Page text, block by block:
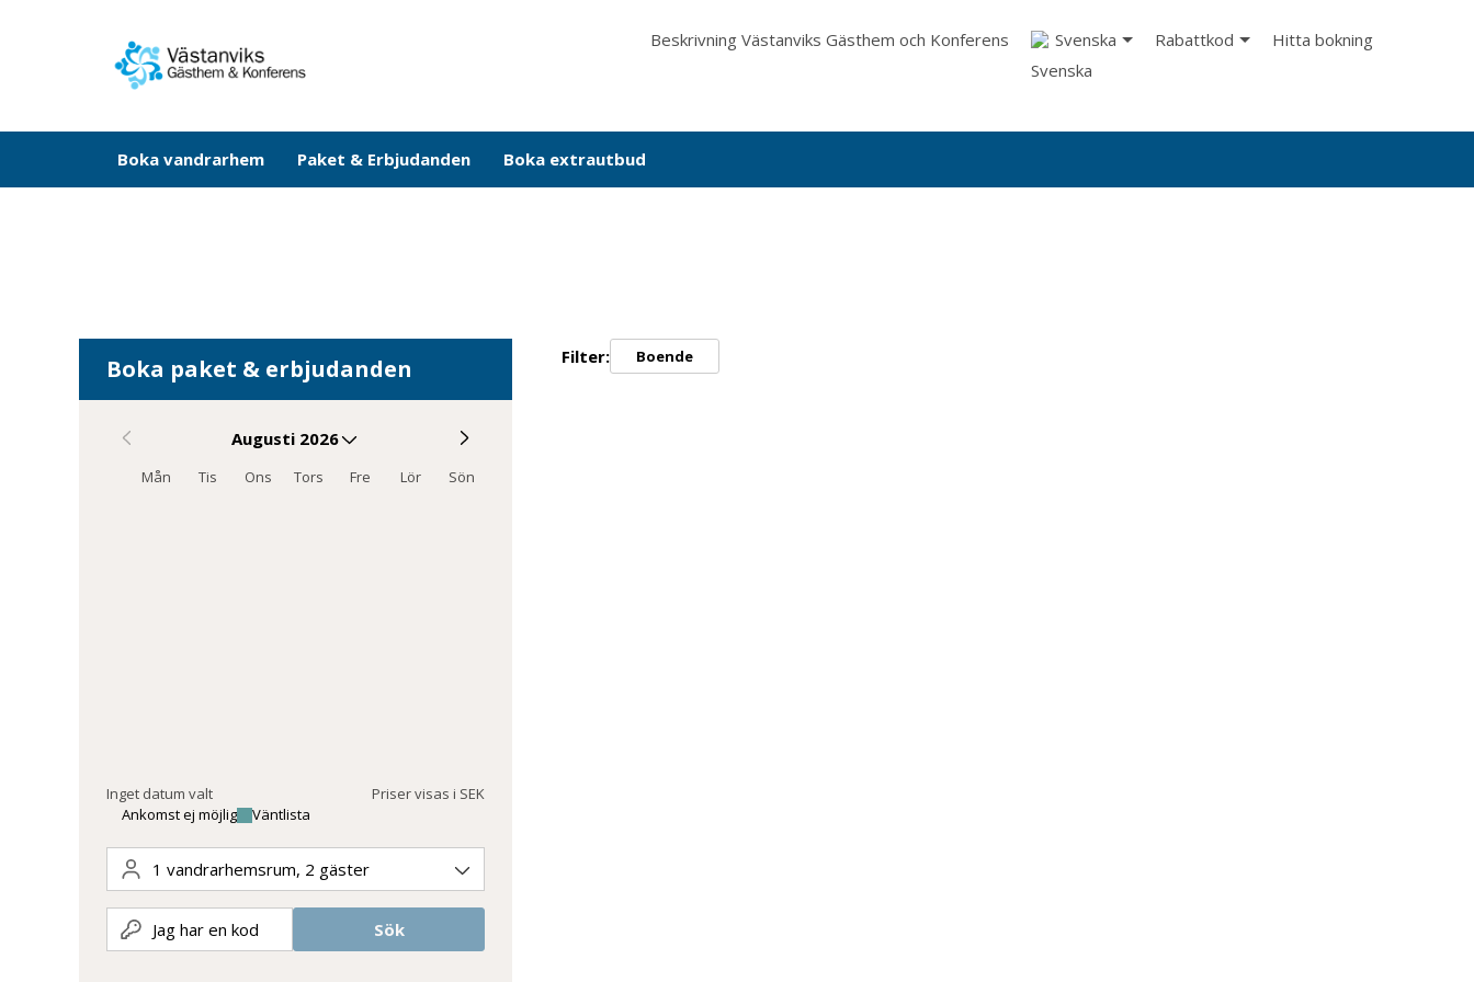
Boka vandrarhem Paket & Erbjudanden Boka extrautbud
Beskrivning Västanviks Gästhem och Konferens Svenska Rabattkod Hitta bokning
Boka paket & erbjudanden
Augusti 2026
Mån Tis Ons Tors Fre Lör Sön
Inget datum valt
Priser visas i SEK
Ankomst ej möjlig
Väntlista
1 vandrarhemsrum, 2 gäster
Jag har en kod Sök
Filter: Boende